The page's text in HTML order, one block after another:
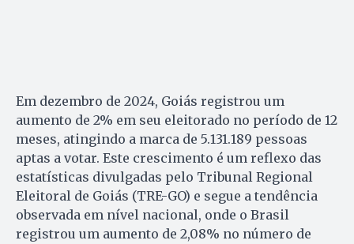
Em dezembro de 2024, Goiás registrou um
aumento de 2% em seu eleitorado no período de 12
meses, atingindo a marca de 5.131.189 pessoas
aptas a votar. Este crescimento é um reflexo das
estatísticas divulgadas pelo Tribunal Regional
Eleitoral de Goiás (TRE-GO) e segue a tendência
observada em nível nacional, onde o Brasil
registrou um aumento de 2,08% no número de